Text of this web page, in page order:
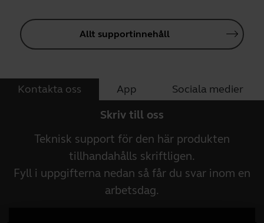
Allt supportinnehåll
Kontakta oss App Sociala medier
Skriv till oss
Teknisk support för den här produkten
tillhandahålls skriftligen.
Fyll i uppgifterna nedan så får du svar inom en
arbetsdag.